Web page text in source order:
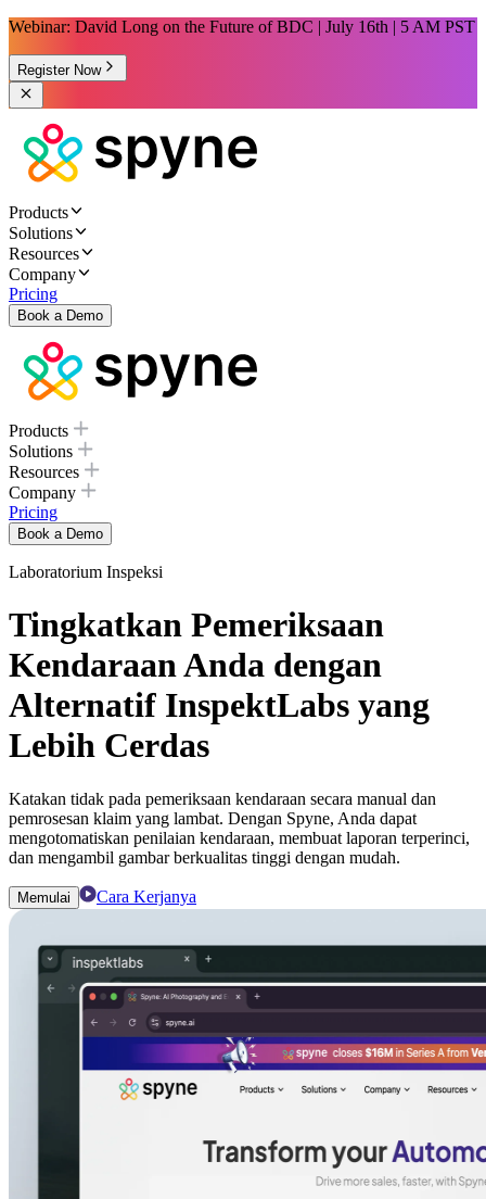
Webinar: David Long on the Future of BDC | July 16th | 5 AM PST
Register Now
Products
Solutions
Resources
Company
Pricing
Book a Demo
Products
Solutions
Resources
Company
Pricing
Book a Demo
Laboratorium Inspeksi
Tingkatkan Pemeriksaan
Kendaraan Anda dengan
Alternatif InspektLabs yang
Lebih Cerdas
Katakan tidak pada pemeriksaan kendaraan secara manual dan
pemrosesan klaim yang lambat. Dengan Spyne, Anda dapat
mengotomatiskan penilaian kendaraan, membuat laporan terperinci,
dan mengambil gambar berkualitas tinggi dengan mudah.
Memulai Cara Kerjanya